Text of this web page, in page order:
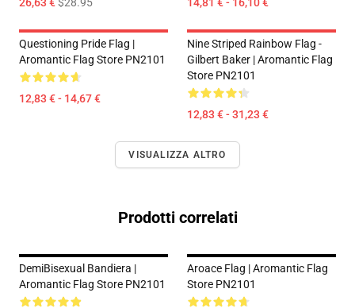
Questioning Pride Flag |
Aromantic Flag Store PN2101
12,83 € - 14,67 €
Nine Striped Rainbow Flag -
Gilbert Baker | Aromantic Flag
Store PN2101
12,83 € - 31,23 €
VISUALIZZA ALTRO
Prodotti correlati
DemiBisexual Bandiera |
Aromantic Flag Store PN2101
Aroace Flag | Aromantic Flag
Store PN2101